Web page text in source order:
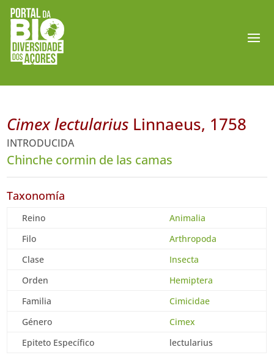
Cimex lectularius Linnaeus, 1758
INTRODUCIDA
Chinche cormin de las camas
Taxonomía
Reino
Animalia
Filo
Arthropoda
Clase
Insecta
Orden
Hemiptera
Familia
Cimicidae
Género
Cimex
Epiteto Específico
lectularius